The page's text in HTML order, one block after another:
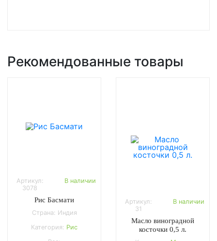
Рекомендованные товары
Артикул:
3078
В наличии
Рис Басмати
Страна: Индия
Категория: Рис
Артикул:
31
В наличии
Масло виноградной
косточки 0,5 л.